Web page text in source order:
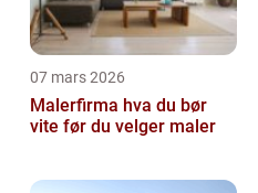
07 mars 2026
Malerfirma hva du bør
vite før du velger maler